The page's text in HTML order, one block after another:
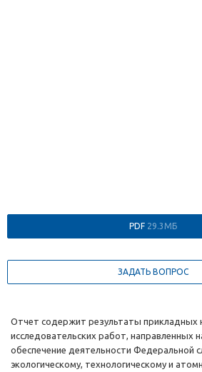
PDF 29.3МБ
ЗАДАТЬ ВОПРОС
Отчет содержит результаты прикладных
исследовательских работ, направленных
обеспечение деятельности Федеральной
экологическому, технологическому и